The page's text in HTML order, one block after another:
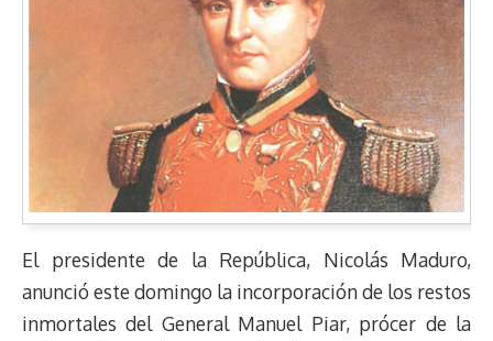
El presidente de la República, Nicolás Maduro,
anunció este domingo la incorporación de los restos
inmortales del General Manuel Piar, prócer de la